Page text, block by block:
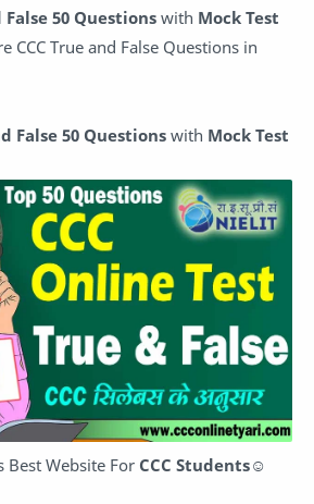
50 Questions with Mock Test
CCC True and False Questions in
False 50 Questions with Mock Test
Best Website For CCC Students☺